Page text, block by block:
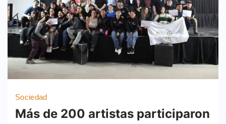
Sociedad
Más de 200 artistas participaron